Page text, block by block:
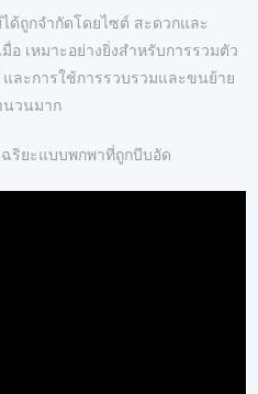
ด้ถูกจำกัดโดยไซต์ สะดวกและ
เหมาะอย่างยิ่งสำหรับการรวมตัว
ะการใช้การรวบรวมและขนย้าย
นวนมาก
ริยะแบบพกพาที่ถูกบีบอัด